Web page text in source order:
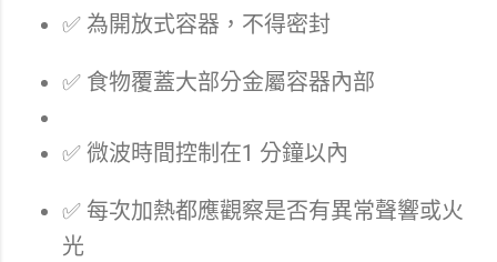
✅ 為開放式容器，不得密封
✅ 食物覆蓋大部分金屬容器內部
✅ 微波時間控制在1 分鐘以內
✅ 每次加熱都應觀察是否有異常聲響或火
光